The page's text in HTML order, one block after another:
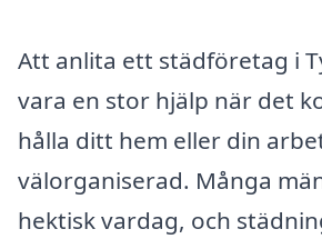
Att anlita ett städföretag i
vara en stor hjälp när det
hålla ditt hem eller din
välorganiserad. Många
hektisk vardag, och